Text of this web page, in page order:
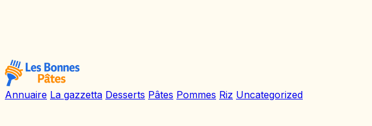
Annuaire La gazzetta Desserts Pâtes Pommes Riz Uncategorized